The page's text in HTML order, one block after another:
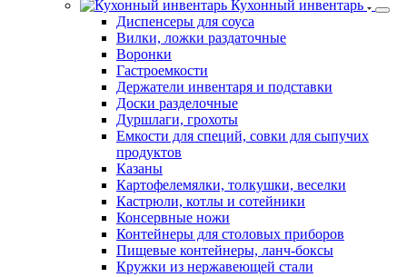
Столовые приборы серия Стреза
Столовые приборы серия Iris
Столовые приборы серия New York
Столовые приборы серия Jazz
Столовые приборы серия Satin
Столовые приборы серия Serena
Кухонный инвентарь
Диспенсеры для соуса
Вилки, ложки раздаточные
Воронки
Гастроемкости
Держатели инвентаря и подставки
Доски разделочные
Дуршлаги, грохоты
Емкости для специй, совки для сыпучих
продуктов
Казаны